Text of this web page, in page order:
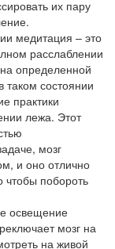
их пару
медитация – это
расслаблении
определенной
таком состоянии
практики
лежа. Этот
мозг
и оно отлично
чтобы побороть
освещение
мозг на
на живой